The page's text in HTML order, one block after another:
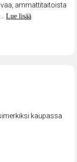
ammattitaitoista
Lue lisää
kaupassa